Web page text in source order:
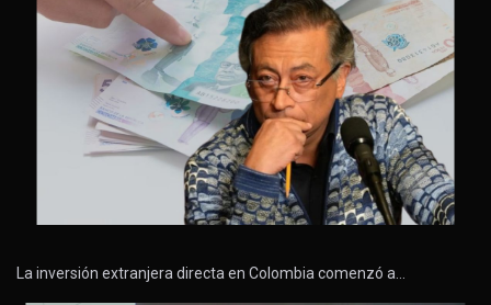
La inversión extranjera directa en Colombia comenzó a…